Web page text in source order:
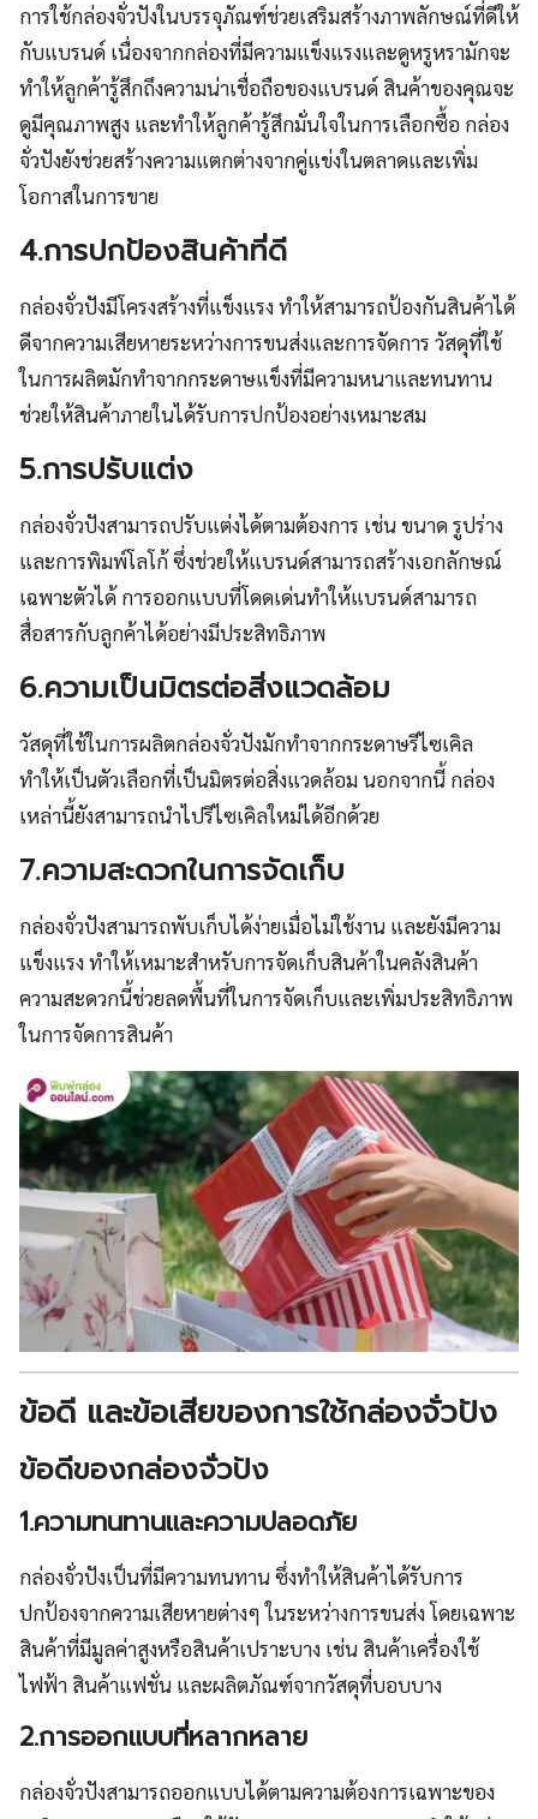
การใช้กล่องจั่วปังในบรรจุภัณฑ์ช่วยเสริมสร้างภาพลักษณ์ที่ดีให้
กับแบรนด์ เนื่องจากกล่องที่มีความแข็งแรงและดูหรูหรามักจะ
ทำให้ลูกค้ารู้สึกถึงความน่าเชื่อถือของแบรนด์ สินค้าของคุณจะ
ดูมีคุณภาพสูง และทำให้ลูกค้ารู้สึกมั่นใจในการเลือกซื้อ กล่อง
จั่วปังยังช่วยสร้างความแตกต่างจากคู่แข่งในตลาดและเพิ่ม
โอกาสในการขาย
4.การปกป้องสินค้าที่ดี
กล่องจั่วปังมีโครงสร้างที่แข็งแรง ทำให้สามารถป้องกันสินค้าได้
ดีจากความเสียหายระหว่างการขนส่งและการจัดการ วัสดุที่ใช้
ในการผลิตมักทำจากกระดาษแข็งที่มีความหนาและทนทาน
ช่วยให้สินค้าภายในได้รับการปกป้องอย่างเหมาะสม
5.การปรับแต่ง
กล่องจั่วปังสามารถปรับแต่งได้ตามต้องการ เช่น ขนาด รูปร่าง
และการพิมพ์โลโก้ ซึ่งช่วยให้แบรนด์สามารถสร้างเอกลักษณ์
เฉพาะตัวได้ การออกแบบที่โดดเด่นทำให้แบรนด์สามารถ
สื่อสารกับลูกค้าได้อย่างมีประสิทธิภาพ
6.ความเป็นมิตรต่อสิ่งแวดล้อม
วัสดุที่ใช้ในการผลิตกล่องจั่วปังมักทำจากกระดาษรีไซเคิล
ทำให้เป็นตัวเลือกที่เป็นมิตรต่อสิ่งแวดล้อม นอกจากนี้ กล่อง
เหล่านี้ยังสามารถนำไปรีไซเคิลใหม่ได้อีกด้วย
7.ความสะดวกในการจัดเก็บ
กล่องจั่วปังสามารถพับเก็บได้ง่ายเมื่อไม่ใช้งาน และยังมีความ
แข็งแรง ทำให้เหมาะสำหรับการจัดเก็บสินค้าในคลังสินค้า
ความสะดวกนี้ช่วยลดพื้นที่ในการจัดเก็บและเพิ่มประสิทธิภาพ
ในการจัดการสินค้า
ข้อดี และข้อเสียของการใช้กล่องจั่วปัง
ข้อดีของกล่องจั่วปัง
1.ความทนทานและความปลอดภัย
กล่องจั่วปังเป็นที่มีความทนทาน ซึ่งทำให้สินค้าได้รับการ
ปกป้องจากความเสียหายต่างๆ ในระหว่างการขนส่ง โดยเฉพาะ
สินค้าที่มีมูลค่าสูงหรือสินค้าเปราะบาง เช่น สินค้าเครื่องใช้
ไฟฟ้า สินค้าแฟชั่น และผลิตภัณฑ์จากวัสดุที่บอบบาง
2.การออกแบบที่หลากหลาย
กล่องจั่วปังสามารถออกแบบได้ตามความต้องการเฉพาะของ